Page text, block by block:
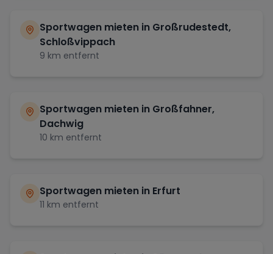
Sportwagen mieten in Großrudestedt,
Schloßvippach
9 km entfernt
Sportwagen mieten in Großfahner,
Dachwig
10 km entfernt
Sportwagen mieten in Erfurt
11 km entfernt